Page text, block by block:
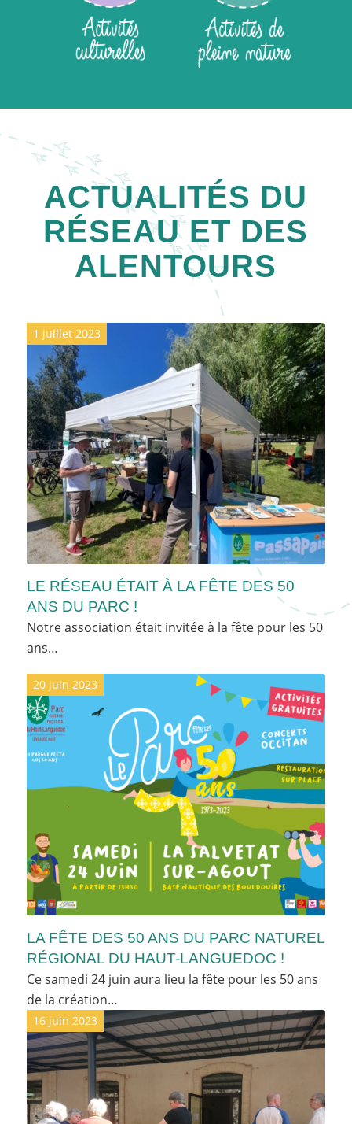
ACTUALITÉS DU
RÉSEAU ET DES
ALENTOURS
LE RÉSEAU ÉTAIT À LA FÊTE DES 50
ANS DU PARC !
1 juillet 2023
Notre association était invitée à la fête pour les 50
ans…
LA FÊTE DES 50 ANS DU PARC NATUREL
RÉGIONAL DU HAUT-LANGUEDOC !
20 juin 2023
Ce samedi 24 juin aura lieu la fête pour les 50 ans
de la création…
16 juin 2023